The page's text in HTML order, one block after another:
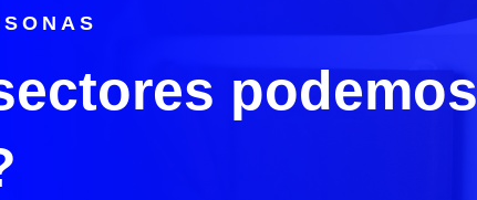
podemos